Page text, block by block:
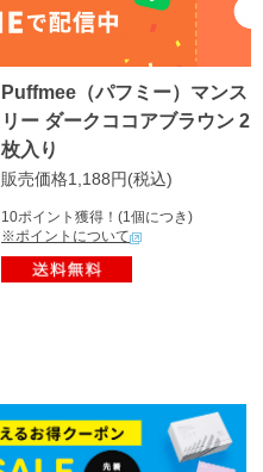
Puffmee（パフミー）マンス
リー ダークココアブラウン 2
枚入り
販売価格1,188円(税込)
10ポイント獲得！(1個につき)
※ポイントについて